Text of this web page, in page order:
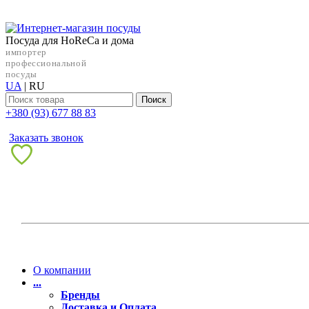
Посуда для HoReCa и дома
импортер
профессиональной
посуды
UA | RU
Поиск
+38‎0 (93) 677 88 83
Заказать звонок
О компании
...
Бренды